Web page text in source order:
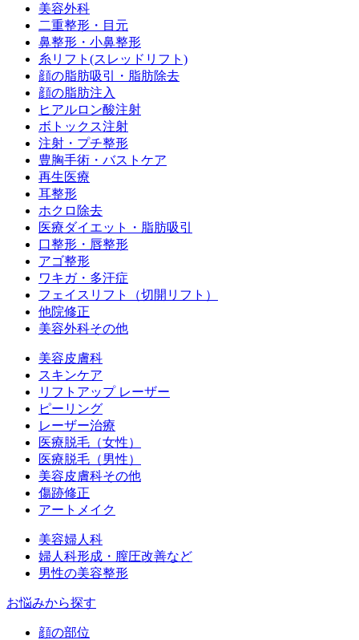
美容外科
二重整形・目元
鼻整形・小鼻整形
糸リフト(スレッドリフト)
顔の脂肪吸引・脂肪除去
顔の脂肪注入
ヒアルロン酸注射
ボトックス注射
注射・プチ整形
豊胸手術・バストケア
再生医療
耳整形
ホクロ除去
医療ダイエット・脂肪吸引
口整形・唇整形
アゴ整形
ワキガ・多汗症
フェイスリフト（切開リフト）
他院修正
美容外科その他
美容皮膚科
スキンケア
リフトアップ レーザー
ピーリング
レーザー治療
医療脱毛（女性）
医療脱毛（男性）
美容皮膚科その他
傷跡修正
アートメイク
美容婦人科
婦人科形成・膣圧改善など
男性の美容整形
お悩みから探す
顔の部位